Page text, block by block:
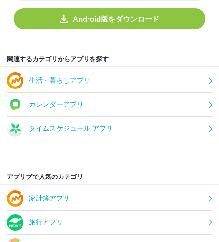
Android版をダウンロード
関連するカテゴリからアプリを探す
生活・暮らしアプリ
カレンダーアプリ
タイムスケジュール アプリ
アプリブで人気のカテゴリ
家計簿アプリ
旅行アプリ